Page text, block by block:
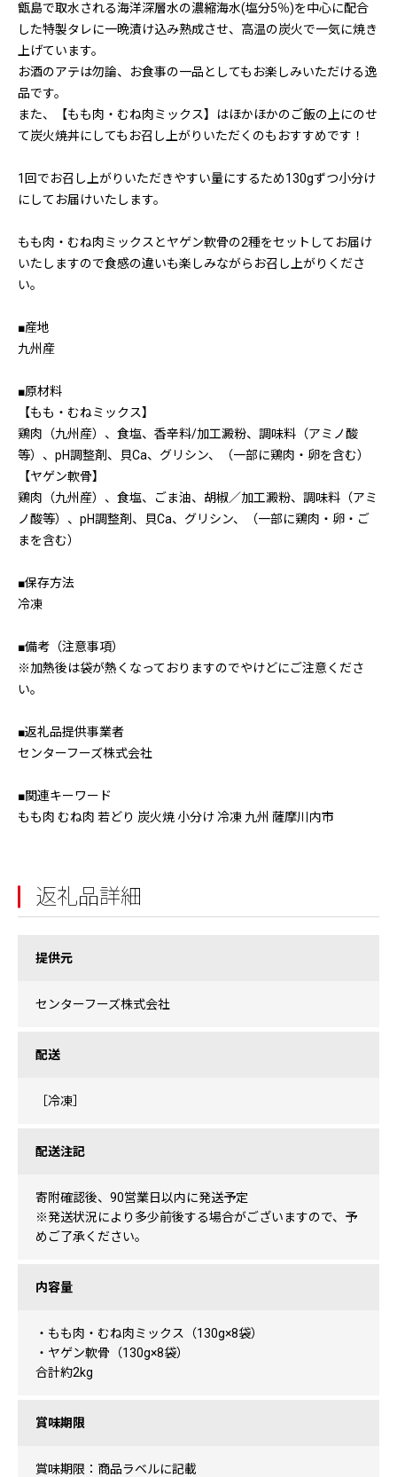
甑島で取水される海洋深層水の濃縮海水(塩分5％)を中心に配合
した特製タレに一晩漬け込み熟成させ、高温の炭火で一気に焼き
上げています。
お酒のアテは勿論、お食事の一品としてもお楽しみいただける逸
品です。
また、【もも肉・むね肉ミックス】はほかほかのご飯の上にのせ
て炭火焼丼にしてもお召し上がりいただくのもおすすめです！
1回でお召し上がりいただきやすい量にするため130gずつ小分け
にしてお届けいたします。
もも肉・むね肉ミックスとヤゲン軟骨の2種をセットしてお届け
いたしますので食感の違いも楽しみながらお召し上がりくださ
い。
■産地
九州産
■原材料
【もも・むねミックス】
鶏肉（九州産）、食塩、香辛料/加工澱粉、調味料（アミノ酸
等）、pH調整剤、貝Ca、グリシン、（一部に鶏肉・卵を含む）
【ヤゲン軟骨】
鶏肉（九州産）、食塩、ごま油、胡椒／加工澱粉、調味料（アミ
ノ酸等）、pH調整剤、貝Ca、グリシン、（一部に鶏肉・卵・ご
まを含む）
■保存方法
冷凍
■備考（注意事項）
※加熱後は袋が熱くなっておりますのでやけどにご注意くださ
い。
■返礼品提供事業者
センターフーズ株式会社
■関連キーワード
もも肉 むね肉 若どり 炭火焼 小分け 冷凍 九州 薩摩川内市
返礼品詳細
提供元
センターフーズ株式会社
配送
［冷凍］
配送注記
寄附確認後、90営業日以内に発送予定
※発送状況により多少前後する場合がございますので、予
めご了承ください。
内容量
・もも肉・むね肉ミックス（130g×8袋）
・ヤゲン軟骨（130g×8袋）
合計約2kg
賞味期限
賞味期限：商品ラベルに記載